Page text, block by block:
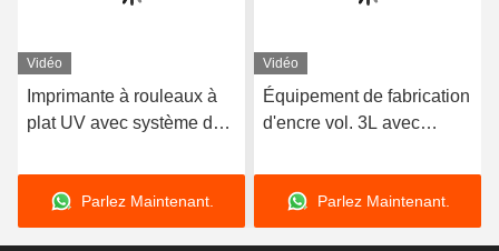
Vidéo
Imprimante à rouleaux à
plat UV avec système de
l'impression multicolore
Parlez Maintenant.
Vidéo
Équipement de fabrication
d'encre vol. 3L avec
photoprint
Parlez Maintenant.